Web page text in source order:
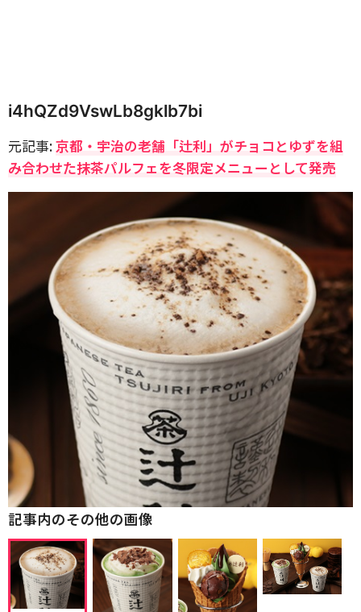
i4hQZd9VswLb8gklb7bi
元記事:京都・宇治の老舗「辻利」がチョコとゆずを組
み合わせた抹茶パルフェを冬限定メニューとして発売
記事内のその他の画像